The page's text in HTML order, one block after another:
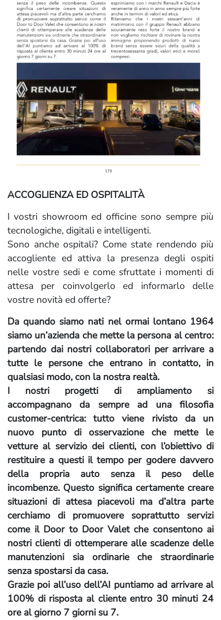
ACCOGLIENZA ED OSPITALITÀ
I vostri showroom ed officine sono sempre più
tecnologiche, digitali e intelligenti.
Sono anche ospitali? Come state rendendo più
accogliente ed attiva la presenza degli ospiti
nelle vostre sedi e come sfruttate i momenti di
attesa per coinvolgerlo ed informarlo delle
vostre novità ed offerte?
Da quando siamo nati nel ormai lontano 1964
siamo un’azienda che mette la persona al centro:
partendo dai nostri collaboratori per arrivare a
tutte le persone che entrano in contatto, in
qualsiasi modo, con la nostra realtà.
I nostri progetti di ampliamento si
accompagnano da sempre ad una filosofia
customer-centrica: tutto viene rivisto da un
nuovo punto di osservazione che mette le
vetture al servizio dei clienti, con l’obiettivo di
restituire a questi il tempo per godere davvero
della propria auto senza il peso delle
incombenze. Questo significa certamente creare
situazioni di attesa piacevoli ma d’altra parte
cerchiamo di promuovere soprattutto servizi
come il Door to Door Valet che consentono ai
nostri clienti di ottemperare alle scadenze delle
manutenzioni sia ordinarie che straordinarie
senza spostarsi da casa.
Grazie poi all’uso dell’AI puntiamo ad arrivare al
100% di risposta al cliente entro 30 minuti 24
ore al giorno 7 giorni su 7.